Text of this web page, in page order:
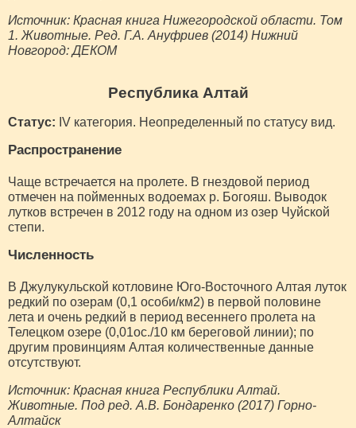
Источник: Красная книга Нижегородской области. Том
1. Животные. Ред. Г.А. Ануфриев (2014) Нижний
Новгород: ДЕКОМ
Республика Алтай
Статус: IV категория. Неопределенный по статусу вид.
Распространение
Чаще встречается на пролете. В гнездовой период
отмечен на пойменных водоемах р. Богояш. Выводок
лутков встречен в 2012 году на одном из озер Чуйской
степи.
Численность
В Джулукульской котловине Юго-Восточного Алтая луток
редкий по озерам (0,1 особи/км2) в первой половине
лета и очень редкий в период весеннего пролета на
Телецком озере (0,01ос./10 км береговой линии); по
другим провинциям Алтая количественные данные
отсутствуют.
Источник: Красная книга Республики Алтай.
Животные. Под ред. А.В. Бондаренко (2017) Горно-
Алтайск